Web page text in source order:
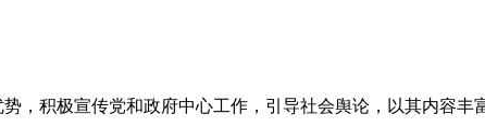
，积极宣传党和政府中心工作，引导社会舆论，以其内容